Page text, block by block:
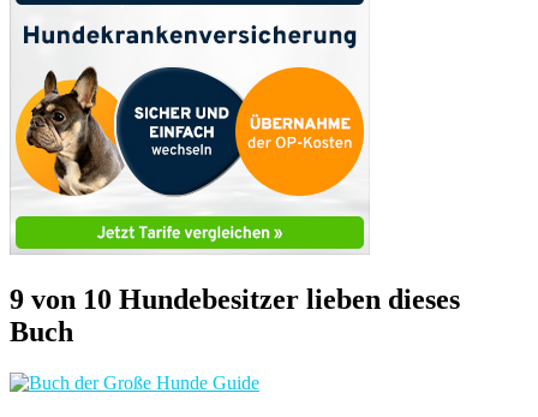
9 von 10 Hundebesitzer lieben dieses
Buch